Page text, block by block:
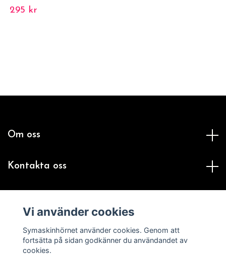
295 kr
Om oss
Kontakta oss
Sociala medier
Vi använder cookies
Symaskinhörnet använder cookies. Genom att
fortsätta på sidan godkänner du användandet av
cookies.